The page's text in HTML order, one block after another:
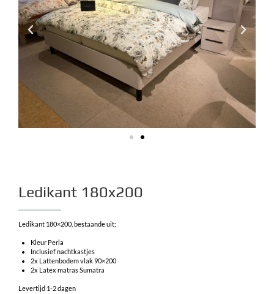
Ledikant 180x200
Ledikant 180×200, bestaande uit;
Kleur Perla
Inclusief nachtkastjes
2x Lattenbodem vlak 90×200
2x Latex matras Sumatra
Levertijd 1-2 dagen